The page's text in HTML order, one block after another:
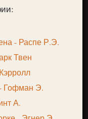
- Распе Р.Э.
Твен
Гофман Э.
А.